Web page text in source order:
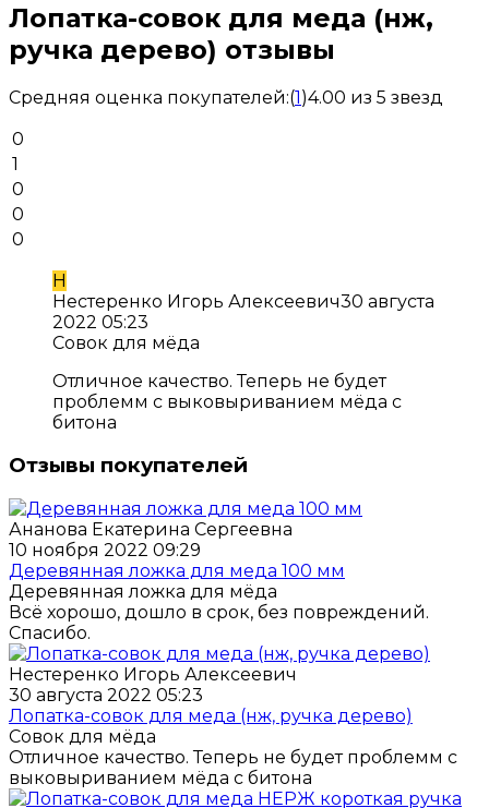
Лопатка-совок для меда (нж,
ручка дерево) отзывы
Средняя оценка покупателей:(1)4.00 из 5 звезд
0
1
0
0
0
Н
Нестеренко Игорь Алексеевич30 августа
2022 05:23
Совок для мёда
Отличное качество. Теперь не будет
проблемм с выковыриванием мёда с
битона
Отзывы покупателей
Ананова Екатерина Сергеевна
10 ноября 2022 09:29
Деревянная ложка для меда 100 мм
Деревянная ложка для мёда
Всё хорошо, дошло в срок, без повреждений.
Спасибо.
Нестеренко Игорь Алексеевич
30 августа 2022 05:23
Лопатка-совок для меда (нж, ручка дерево)
Совок для мёда
Отличное качество. Теперь не будет проблемм с
выковыриванием мёда с битона